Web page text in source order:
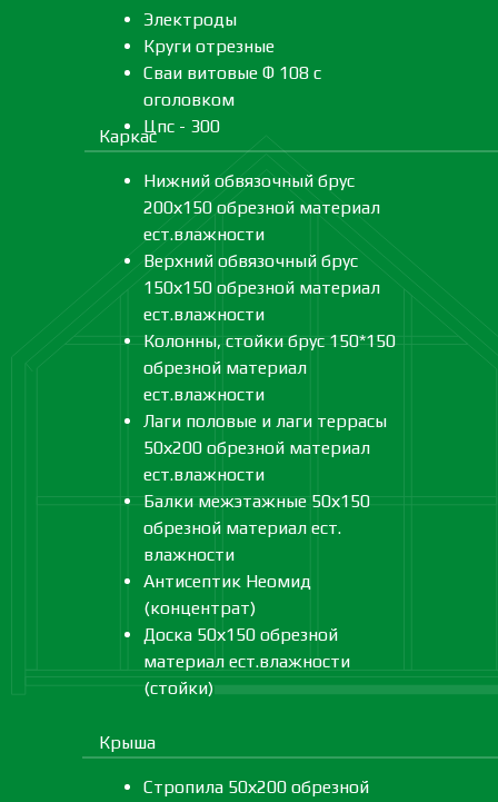
Электроды
Круги отрезные
Сваи витовые Ф 108 с
оголовком
Цпс - 300
Каркас
Нижний обвязочный брус
200х150 обрезной материал
ест.влажности
Верхний обвязочный брус
150х150 обрезной материал
ест.влажности
Колонны, стойки брус 150*150
обрезной материал
ест.влажности
Лаги половые и лаги террасы
50х200 обрезной материал
ест.влажности
Балки межэтажные 50х150
обрезной материал ест.
влажности
Антисептик Неомид
(концентрат)
Доска 50х150 обрезной
материал ест.влажности
(стойки)
Крыша
Стропила 50х200 обрезной